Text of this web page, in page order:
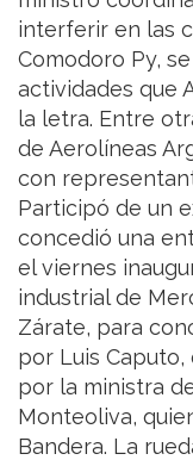
interferir en las
Comodoro Py,
actividades que
la letra. Entre
de Aerolíneas
con
Participó de un
concedió una
el viernes
industrial de
Zárate, para
por Luis Caputo,
por la ministra
Monteoliva,
Bandera. La